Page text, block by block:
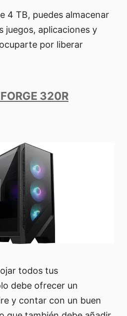
4 TB, puedes almacenar
juegos, aplicaciones y
por liberar
320R
todos tus
debe ofrecer un
y contar con un buen